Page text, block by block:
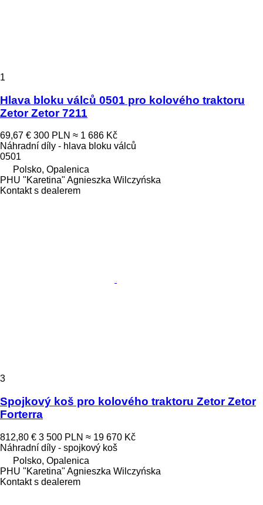
1
Hlava bloku válců 0501 pro kolového traktoru
Zetor Zetor 7211
69,67 € 300 PLN ≈ 1 686 Kč
Náhradní díly - hlava bloku válců
0501
Polsko, Opalenica
PHU "Karetina" Agnieszka Wilczyńska
Kontakt s dealerem
3
Spojkový koš pro kolového traktoru Zetor Zetor
Forterra
812,80 € 3 500 PLN ≈ 19 670 Kč
Náhradní díly - spojkový koš
Polsko, Opalenica
PHU "Karetina" Agnieszka Wilczyńska
Kontakt s dealerem